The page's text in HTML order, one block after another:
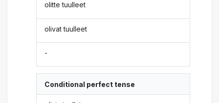
olitte tuulleet
olivat tuulleet
-
Conditional perfect tense